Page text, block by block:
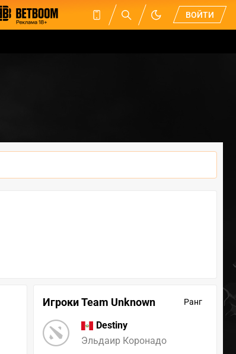
ВОЙТИ
Игроки Team Unknown Ранг
Destiny
Эльдаир Коронадо